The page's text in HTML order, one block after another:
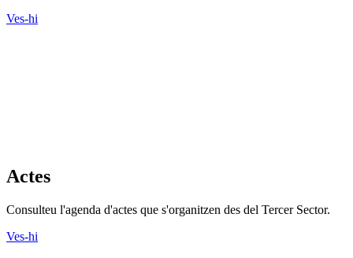
Ves-hi
Actes
Consulteu l'agenda d'actes que s'organitzen des del Tercer Sector.
Ves-hi